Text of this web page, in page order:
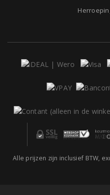
Alle prijzen zijn inclusief BTW,